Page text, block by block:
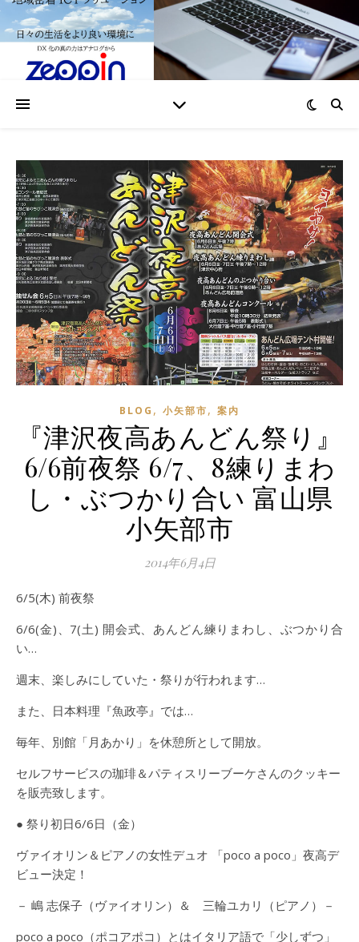
BLOG , 小矢部市, 案内
『津沢夜高あんどん祭り』
6/6前夜祭 6/7、8練りまわ
し・ぶつかり合い 富山県
小矢部市
2014年6月4日
6/5(木) 前夜祭
6/6(金)、7(土) 開会式、あんどん練りまわし、ぶつかり合
い…
週末、楽しみにしていた・祭りが行われます…
また、日本料理『魚政亭』では…
毎年、別館「月あかり」を休憩所として開放。
セルフサービスの珈琲＆パティスリーブーケさんのクッキー
を販売致します。
● 祭り初日6/6日（金）
ヴァイオリン＆ピアノの女性デュオ 「poco a poco」夜高デ
ビュー決定！
－ 嶋 志保子（ヴァイオリン）＆ 三輪ユカリ（ピアノ）－
poco a poco（ポコアポコ）とはイタリア語で「少しずつ」